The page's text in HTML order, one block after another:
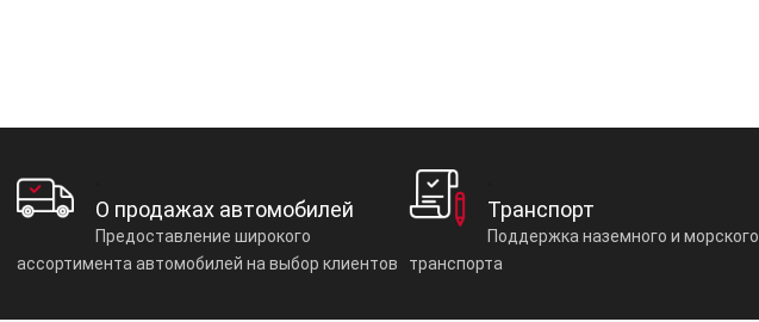
О продажах автомобилей
Предоставление широкого
ассортимента автомобилей на выбор клиентов
Транспорт
Поддержка наземного и морского
транспорта